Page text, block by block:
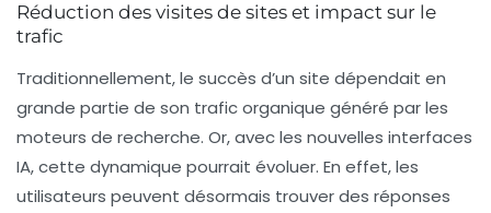
Réduction des visites de sites et impact sur le
trafic
Traditionnellement, le succès d’un site dépendait en
grande partie de son trafic organique généré par les
moteurs de recherche. Or, avec les nouvelles interfaces
IA, cette dynamique pourrait évoluer. En effet, les
utilisateurs peuvent désormais trouver des réponses